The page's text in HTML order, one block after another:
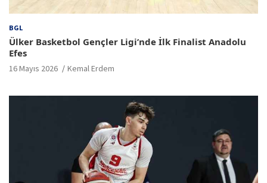
BGL
Ülker Basketbol Gençler Ligi’nde İlk Finalist Anadolu
Efes
16 Mayıs 2026 Kemal Erdem